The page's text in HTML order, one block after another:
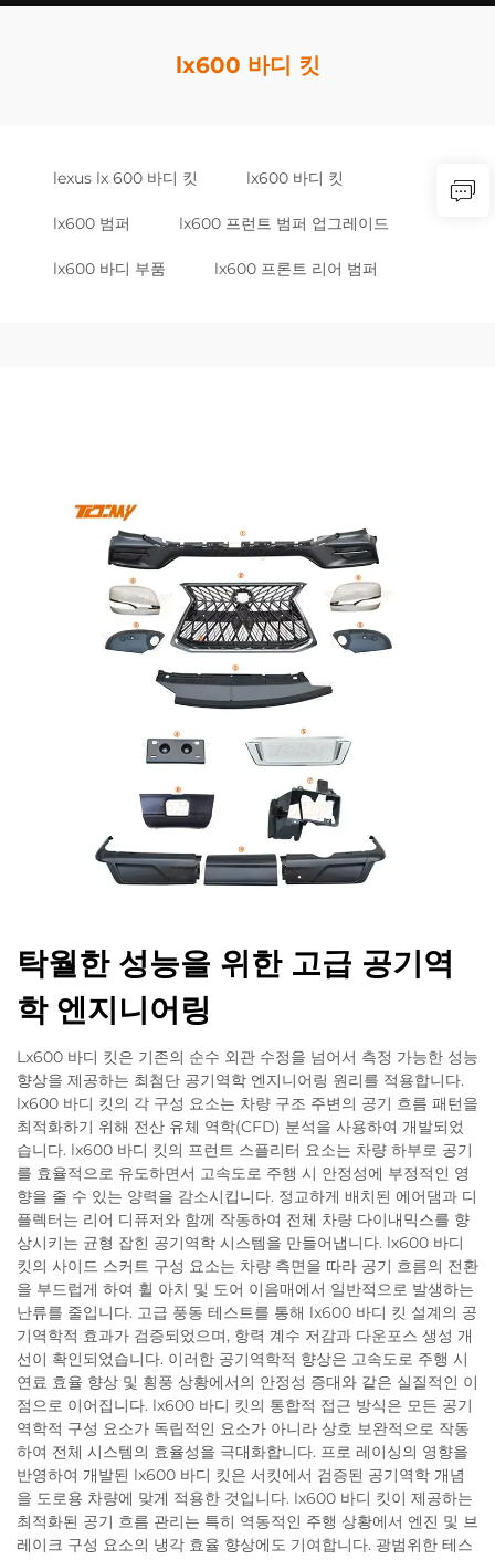
lx600 바디 킷
lexus lx 600 바디 킷 lx600 바디 킷
lx600 범퍼 lx600 프런트 범퍼 업그레이드
lx600 바디 부품 lx600 프론트 리어 범퍼
탁월한 성능을 위한 고급 공기역
학 엔지니어링
Lx600 바디 킷은 기존의 순수 외관 수정을 넘어서 측정 가능한 성능
향상을 제공하는 최첨단 공기역학 엔지니어링 원리를 적용합니다.
lx600 바디 킷의 각 구성 요소는 차량 구조 주변의 공기 흐름 패턴을
최적화하기 위해 전산 유체 역학(CFD) 분석을 사용하여 개발되었
습니다. lx600 바디 킷의 프런트 스플리터 요소는 차량 하부로 공기
를 효율적으로 유도하면서 고속도로 주행 시 안정성에 부정적인 영
향을 줄 수 있는 양력을 감소시킵니다. 정교하게 배치된 에어댐과 디
플렉터는 리어 디퓨저와 함께 작동하여 전체 차량 다이내믹스를 향
상시키는 균형 잡힌 공기역학 시스템을 만들어냅니다. lx600 바디
킷의 사이드 스커트 구성 요소는 차량 측면을 따라 공기 흐름의 전환
을 부드럽게 하여 휠 아치 및 도어 이음매에서 일반적으로 발생하는
난류를 줄입니다. 고급 풍동 테스트를 통해 lx600 바디 킷 설계의 공
기역학적 효과가 검증되었으며, 항력 계수 저감과 다운포스 생성 개
선이 확인되었습니다. 이러한 공기역학적 향상은 고속도로 주행 시
연료 효율 향상 및 횡풍 상황에서의 안정성 증대와 같은 실질적인 이
점으로 이어집니다. lx600 바디 킷의 통합적 접근 방식은 모든 공기
역학적 구성 요소가 독립적인 요소가 아니라 상호 보완적으로 작동
하여 전체 시스템의 효율성을 극대화합니다. 프로 레이싱의 영향을
반영하여 개발된 lx600 바디 킷은 서킷에서 검증된 공기역학 개념
을 도로용 차량에 맞게 적용한 것입니다. lx600 바디 킷이 제공하는
최적화된 공기 흐름 관리는 특히 역동적인 주행 상황에서 엔진 및 브
레이크 구성 요소의 냉각 효율 향상에도 기여합니다. 광범위한 테스